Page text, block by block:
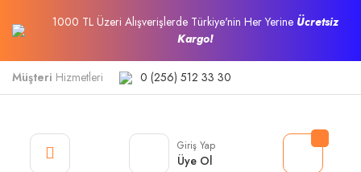
1000 TL Üzeri Alışverişlerde Türkiye'nin Her Yerine Ücretsiz
Kargo!
Müşteri Hizmetleri 0 (256) 512 33 30
Giriş Yap
Üye Ol